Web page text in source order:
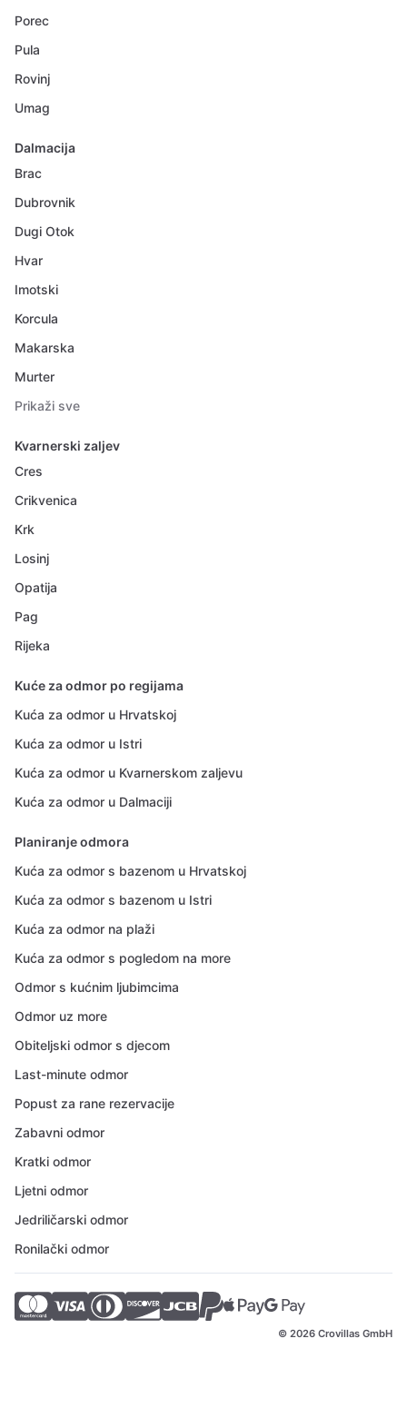
Porec
Pula
Rovinj
Umag
Dalmacija
Brac
Dubrovnik
Dugi Otok
Hvar
Imotski
Korcula
Makarska
Murter
Prikaži sve
Kvarnerski zaljev
Cres
Crikvenica
Krk
Losinj
Opatija
Pag
Rijeka
Kuće za odmor po regijama
Kuća za odmor u Hrvatskoj
Kuća za odmor u Istri
Kuća za odmor u Kvarnerskom zaljevu
Kuća za odmor u Dalmaciji
Planiranje odmora
Kuća za odmor s bazenom u Hrvatskoj
Kuća za odmor s bazenom u Istri
Kuća za odmor na plaži
Kuća za odmor s pogledom na more
Odmor s kućnim ljubimcima
Odmor uz more
Obiteljski odmor s djecom
Last-minute odmor
Popust za rane rezervacije
Zabavni odmor
Kratki odmor
Ljetni odmor
Jedriličarski odmor
Ronilački odmor
© 2026 Crovillas GmbH